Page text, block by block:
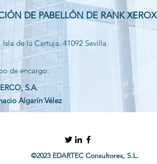
DE PABELLÓN DE RANK XEROX
de la Cartuja. 41092 Sevilla
de encargo:
S.A.
Algarín Vélez
©2023 EDARTEC Consultores, S.L.